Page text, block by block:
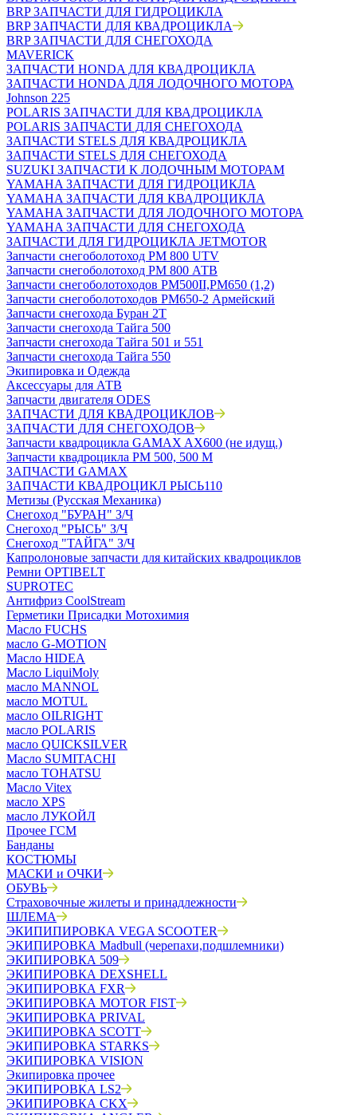
BRP ЗАПЧАСТИ ДЛЯ ГИДРОЦИКЛА
BRP ЗАПЧАСТИ ДЛЯ КВАДРОЦИКЛА
BRP ЗАПЧАСТИ ДЛЯ СНЕГОХОДА
MAVERICK
ЗАПЧАСТИ HONDA ДЛЯ КВАДРОЦИКЛА
ЗАПЧАСТИ HONDA ДЛЯ ЛОДОЧНОГО МОТОРА
Johnson 225
POLARIS ЗАПЧАСТИ ДЛЯ КВАДРОЦИКЛА
POLARIS ЗАПЧАСТИ ДЛЯ СНЕГОХОДА
ЗАПЧАСТИ STELS ДЛЯ КВАДРОЦИКЛА
ЗАПЧАСТИ STELS ДЛЯ СНЕГОХОДА
SUZUKI ЗАПЧАСТИ К ЛОДОЧНЫМ МОТОРАМ
YAMAHA ЗАПЧАСТИ ДЛЯ ГИДРОЦИКЛА
YAMAHA ЗАПЧАСТИ ДЛЯ КВАДРОЦИКЛА
YAMAHA ЗАПЧАСТИ ДЛЯ ЛОДОЧНОГО МОТОРА
YAMAHA ЗАПЧАСТИ ДЛЯ СНЕГОХОДА
ЗАПЧАСТИ ДЛЯ ГИДРОЦИКЛА JETMOTOR
Запчасти снегоболотоход РМ 800 UTV
Запчасти снегоболотоход РМ 800 АТВ
Запчасти снегоболотоходов РМ500II,РМ650 (1,2)
Запчасти снегоболотоходов РМ650-2 Армейский
Запчасти снегохода Буран 2Т
Запчасти снегохода Тайга 500
Запчасти снегохода Тайга 501 и 551
Запчасти снегохода Тайга 550
Экипировка и Одежда
Аксессуары для АТВ
Запчасти двигателя ODES
ЗАПЧАСТИ ДЛЯ КВАДРОЦИКЛОВ
ЗАПЧАСТИ ДЛЯ СНЕГОХОДОВ
Запчасти квадроцикла GAMAX AX600 (не идущ.)
Запчасти квадроцикла РМ 500, 500 М
ЗАПЧАСТИ GAMAX
ЗАПЧАСТИ КВАДРОЦИКЛ РЫСЬ110
Метизы (Русская Механика)
Снегоход "БУРАН" З/Ч
Снегоход "РЫСЬ" З/Ч
Снегоход "ТАЙГА" З/Ч
Капролоновые запчасти для китайских квадроциклов
Ремни OPTIBELT
SUPROTEC
Антифриз CoolStream
Герметики Присадки Мотохимия
Масло FUCHS
масло G-MOTION
Масло HIDEA
Масло LiquiMoly
масло MANNOL
масло MOTUL
масло OILRIGHT
масло POLARIS
масло QUICKSILVER
Масло SUMITACHI
масло TOHATSU
Масло Vitex
масло XPS
масло ЛУКОЙЛ
Прочее ГСМ
Банданы
КОСТЮМЫ
МАСКИ и ОЧКИ
ОБУВЬ
Страховочные жилеты и принадлежности
ШЛЕМА
ЭКИПИПИРОВКА VEGA SCOOTER
ЭКИПИРОВКА Madbull (черепахи,подшлемники)
ЭКИПИРОВКА 509
ЭКИПИРОВКА DEXSHELL
ЭКИПИРОВКА FXR
ЭКИПИРОВКА MOTOR FIST
ЭКИПИРОВКА PRIVAL
ЭКИПИРОВКА SCOTT
ЭКИПИРОВКА STARKS
ЭКИПИРОВКА VISION
Экипировка прочее
ЭКИПИРОВКА LS2
ЭКИПИРОВКА CKX